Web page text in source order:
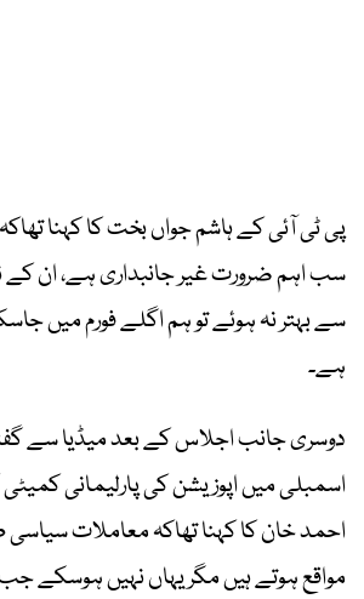
سب اہم ضرورت غیر جانبداری ہے، ان کے
سے بہتر نہ ہوئے تو ہم اگلے فورم میں
ہے۔
دوسری جانب اجلاس کے بعد میڈیا سے
اسمبلی میں اپوزیشن کی پارلیمانی
احمد خان کا کہنا تھاکہ معاملات
مواقع ہوتے ہیں مگر یہاں نہیں ہوسکے جب